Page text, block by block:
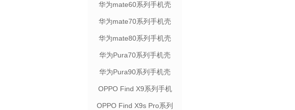
华为mate60系列手机壳
华为mate70系列手机壳
华为mate80系列手机壳
华为Pura70系列手机壳
华为Pura90系列手机壳
OPPO Find X9系列手机
OPPO Find X9s Pro系列